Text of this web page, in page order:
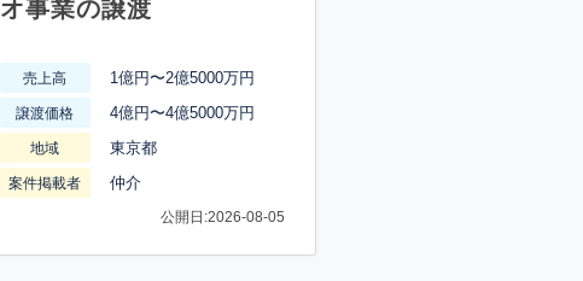
オ事業の譲渡
売上高 1億円〜2億5000万円
譲渡価格 4億円〜4億5000万円
地域 東京都
案件掲載者 仲介
公開日:2026-08-05